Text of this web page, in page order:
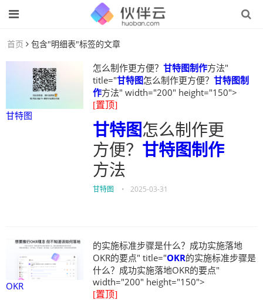
首页 包含"明细表"标签的文章
甘特图
怎么制作更方便？ 甘特图制作方法"
title="甘特图怎么制作更方便？ 甘特图制
作方法" width="200" height="150">
[置顶]
甘特图怎么制作更
方便？ 甘特图制作
方法
甘特图 • 2025-03-31
OKR
的实施标准步骤是什么？成功实施落地
OKR的要点" title="OKR的实施标准步骤是
什么？成功实施落地OKR的要点"
width="200" height="150">
[置顶]